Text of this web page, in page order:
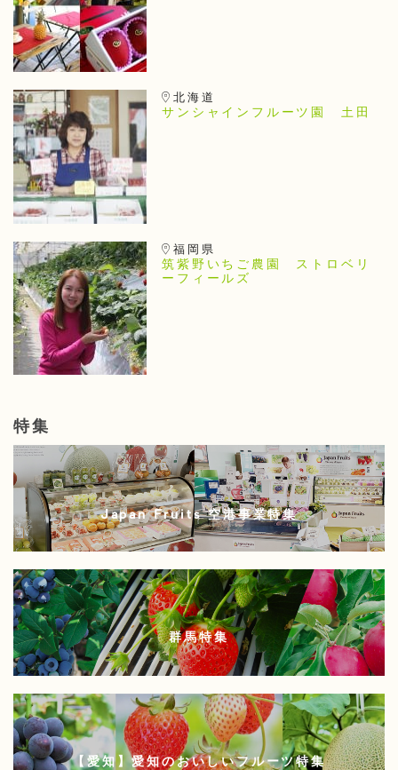
北海道
サンシャインフルーツ園 土田
福岡県
筑紫野いちご農園 ストロベリ
ーフィールズ
特集
Japan Fruits 空港事業特集
群馬特集
【愛知】愛知のおいしいフルーツ特集